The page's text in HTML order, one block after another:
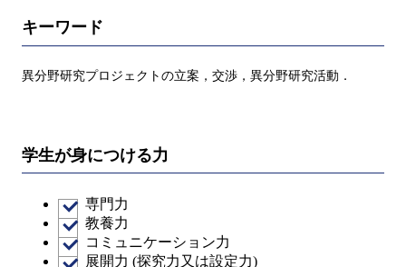
キーワード
異分野研究プロジェクトの立案，交渉，異分野研究活動．
学生が身につける力
専門力
教養力
コミュニケーション力
展開力 (探究力又は設定力)